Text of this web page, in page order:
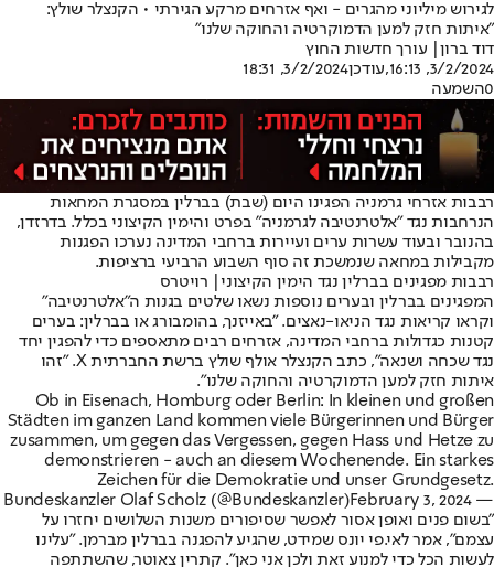
לגירוש מיליוני מהגרים - ואף אזרחים מרקע הגירתי • הקנצלר שולץ:
"איתות חזק למען הדמוקרטיה והחוקה שלנו"
דוד ברון | עורך חדשות החוץ
3/2/2024, 16:13
,עודכן3/2/2024, 18:31
0השמעה
רבבות אזרחי גרמניה הפגינו היום (שבת) בברלין במסגרת המחאות
הנרחבות נגד "אלטרנטיבה לגרמניה" בפרט והימין הקיצוני בכלל. בדרזדן,
בהנובר ובעוד עשרות ערים ועיירות ברחבי המדינה נערכו הפגנות
מקבילות במחאה שנמשכת זה סוף השבוע הרביעי ברציפות.
רבבות מפגינים בברלין נגד הימין הקיצוני| רויטרס
המפגינים בברלין ובערים נוספות נשאו שלטים בגנות ה"אלטרנטיבה"
וקראו קריאות נגד הניאו-נאצים. "באייזנך, בהומבורג או בברלין: בערים
קטנות כגדולות ברחבי המדינה, אזרחים רבים מתאספים כדי להפגין יחד
נגד שכחה ושנאה", כתב הקנצלר אולף שולץ ברשת החברתית X. "זהו
איתות חזק למען הדמוקרטיה והחוקה שלנו".
Ob in Eisenach, Homburg oder Berlin: In kleinen und großen
Städten im ganzen Land kommen viele Bürgerinnen und Bürger
zusammen, um gegen das Vergessen, gegen Hass und Hetze zu
demonstrieren - auch an diesem Wochenende. Ein starkes
Zeichen für die Demokratie und unser Grundgesetz.
— Bundeskanzler Olaf Scholz (@Bundeskanzler)
February 3, 2024
"בשום פנים ואופן אסור לאפשר שסיפורים משנות השלושים יחזרו על
עצמם", אמר לאי.פי יונס שמידט, שהגיע להפגנה בברלין מברמן. "עלינו
לעשות הכל כדי למנוע זאת ולכן אני כאן". קתרין צאוטר, שהשתתפה